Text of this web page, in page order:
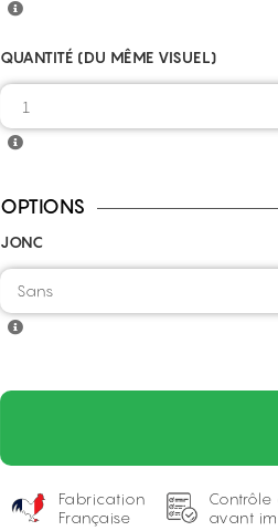
QUANTITÉ (DU MÊME VISUEL)
OPTIONS
JONC
Fabrication
Française
avant